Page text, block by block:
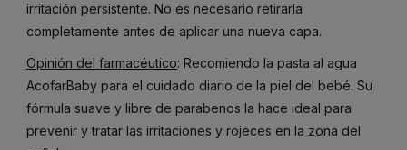
irritación persistente. No es necesario retirarla
completamente antes de aplicar una nueva capa.
Opinión del farmacéutico: Recomiendo la pasta al agua
AcofarBaby para el cuidado diario de la piel del bebé. Su
fórmula suave y libre de parabenos la hace ideal para
prevenir y tratar las irritaciones y rojeces en la zona del